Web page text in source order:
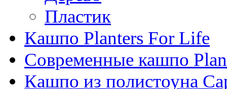
Пластик
Кашпо Planters For Life
Современные кашпо
Кашпо из полистоуна